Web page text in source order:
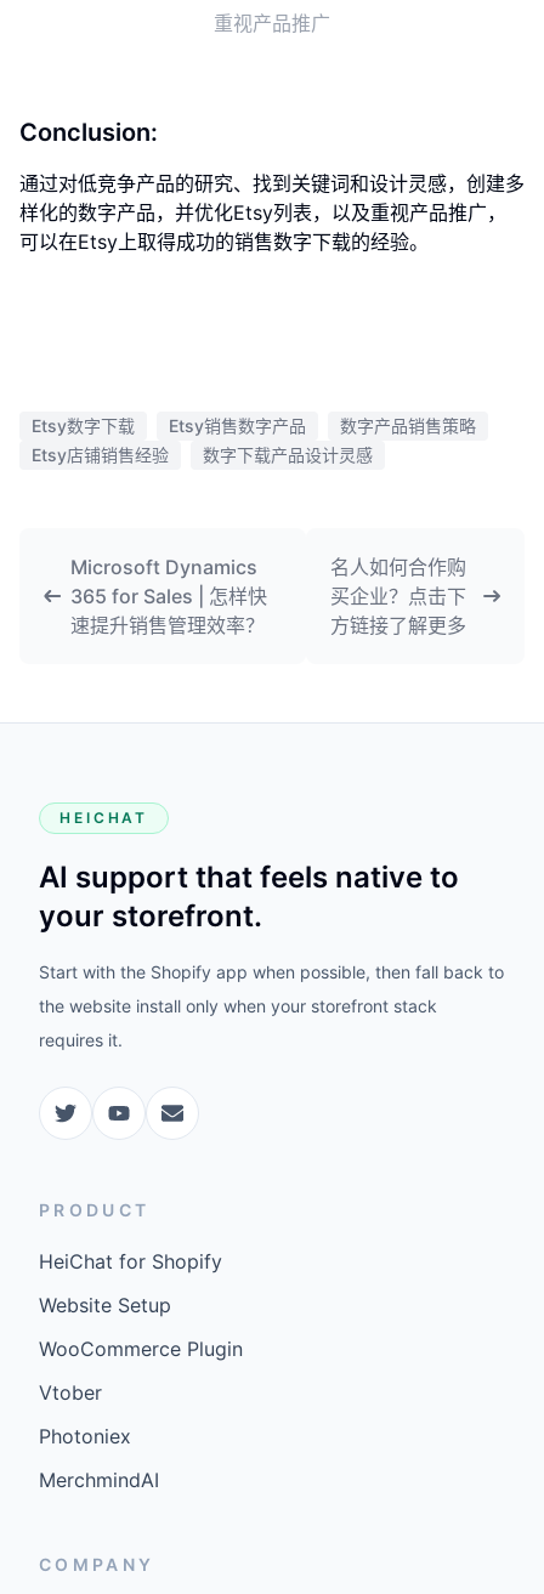
重视产品推广
Conclusion:
通过对低竞争产品的研究、找到关键词和设计灵感，创建多
样化的数字产品，并优化Etsy列表，以及重视产品推广，
可以在Etsy上取得成功的销售数字下载的经验。
Etsy数字下载 Etsy销售数字产品
数字产品销售策略
Etsy店铺销售经验
数字下载产品设计灵感
Microsoft Dynamics
365 for Sales | 怎样快
速提升销售管理效率？
名人如何合作购
买企业？点击下
方链接了解更多
HEICHAT
AI support that feels native to
your storefront.
Start with the Shopify app when possible, then fall back to
the website install only when your storefront stack
requires it.
PRODUCT
HeiChat for Shopify
Website Setup
WooCommerce Plugin
Vtober
Photoniex
MerchmindAI
COMPANY